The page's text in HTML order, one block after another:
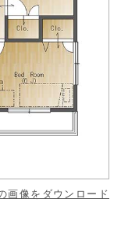
画像をダウンロード